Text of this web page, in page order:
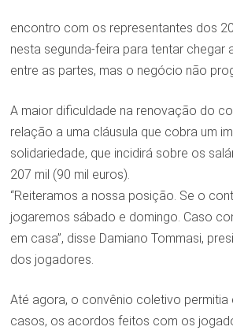
encontro com os representantes dos
nesta segunda-feira para tentar chegar
entre as partes, mas o negócio não
A maior dificuldade na renovação do
relação a uma cláusula que cobra um
solidariedade, que incidirá sobre os
207 mil (90 mil euros).
“Reiteramos a nossa posição. Se o
jogaremos sábado e domingo. Caso
em casa”, disse Damiano Tommasi,
dos jogadores.
Até agora, o convênio coletivo permitia
casos, os acordos feitos com os